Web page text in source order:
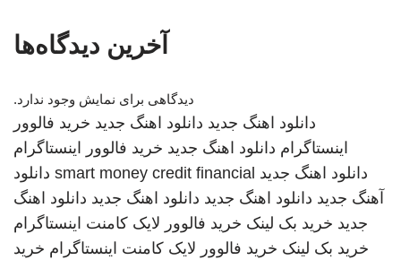
آخرین دیدگاه‌ها
دیدگاهی برای نمایش وجود ندارد.
دانلود اهنگ جدید دانلود اهنگ جدید خرید فالوور
اینستاگرام دانلود اهنگ جدید خرید فالوور اینستاگرام
دانلود اهنگ جدید smart money credit financial دانلود
آهنگ جدید دانلود اهنگ جدید دانلود اهنگ جدید دانلود اهنگ
جدید خرید بک لینک خرید فالوور لایک کامنت اینستاگرام
خرید بک لینک خرید فالوور لایک کامنت اینستاگرام خرید